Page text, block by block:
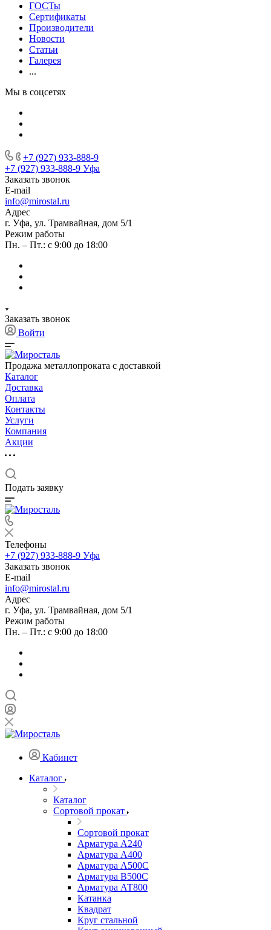
ГОСТы
Сертификаты
Производители
Новости
Статьи
Галерея
...
Мы в соцсетях
+7 (927) 933-888-9
+7 (927) 933-888-9 Уфа
Заказать звонок
E-mail
info@mirostal.ru
Адрес
г. Уфа, ул. Трамвайная, дом 5/1
Режим работы
Пн. – Пт.: с 9:00 до 18:00
Заказать звонок
Войти
Продажа металлопроката с доставкой
Каталог
Доставка
Оплата
Контакты
Услуги
Компания
Акции
Подать заявку
Телефоны
+7 (927) 933-888-9 Уфа
Заказать звонок
E-mail
info@mirostal.ru
Адрес
г. Уфа, ул. Трамвайная, дом 5/1
Режим работы
Пн. – Пт.: с 9:00 до 18:00
Кабинет
Каталог
Каталог
Сортовой прокат
Сортовой прокат
Арматура А240
Арматура А400
Арматура А500C
Арматура В500С
Арматура АТ800
Катанка
Квадрат
Круг стальной